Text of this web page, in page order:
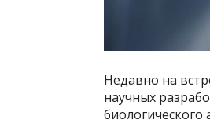
Недавно на
научных
биологического